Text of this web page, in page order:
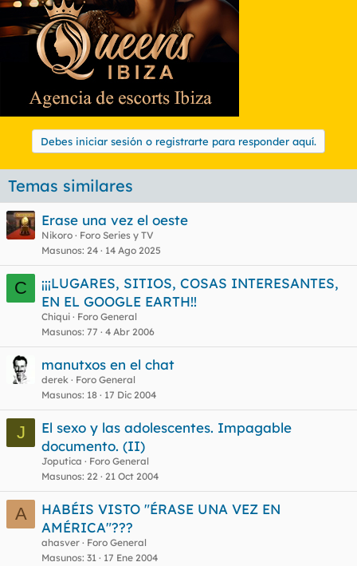
Debes iniciar sesión o registrarte para responder aquí.
Temas similares
Erase una vez el oeste
Nikoro
Foro Series y TV
Masunos 24 14 Ago 2025
C
¡¡¡LUGARES, SITIOS, COSAS INTERESANTES,
EN EL GOOGLE EARTH!!
Chiqui
Foro General
Masunos 77 4 Abr 2006
manutxos en el chat
derek
Foro General
Masunos 18 17 Dic 2004
J
El sexo y las adolescentes. Impagable
documento. (II)
Joputica
Foro General
Masunos 22 21 Oct 2004
A
HABÉIS VISTO "ÉRASE UNA VEZ EN
AMÉRICA"???
ahasver
Foro General
Masunos 31 17 Ene 2004